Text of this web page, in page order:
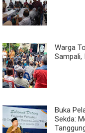
Warga
Sampali,
Buka
Sekda: